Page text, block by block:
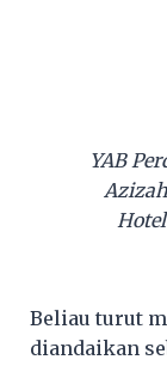
YAB
Beliau turut
diandaikan